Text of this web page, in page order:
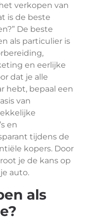
verkopen van
is de beste
De beste
als particulier is
en eerlijke
dat je alle
hebt, bepaal een
van
en
tijdens de
kopers. Door
je de kans op
auto.
als